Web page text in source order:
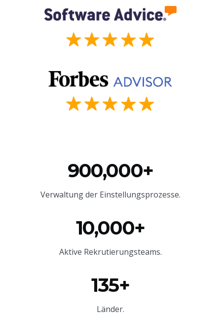
900,000+
Verwaltung der Einstellungsprozesse.
10,000+
Aktive Rekrutierungsteams.
135+
Länder.